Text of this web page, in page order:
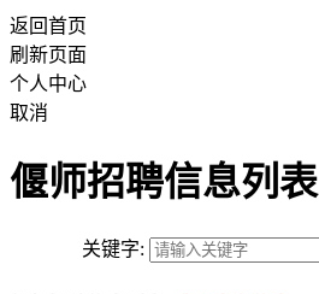
返回首页
刷新页面
个人中心
取消
偃师招聘信息列表
关键字: